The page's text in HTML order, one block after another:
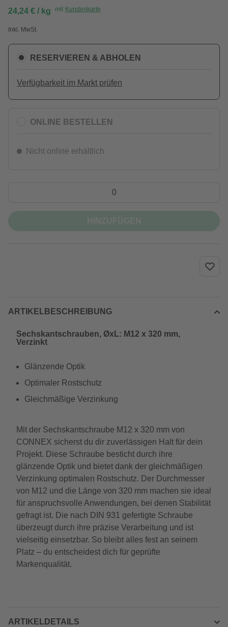
24,24 € / kg mit Kundenkarte
Inkl. MwSt.
RESERVIEREN & ABHOLEN
Verfügbarkeit im Markt prüfen
ONLINE BESTELLEN
Nicht online erhältlich
ARTIKELBESCHREIBUNG
Sechskantschrauben, ØxL: M12 x 320 mm,
Verzinkt
Glänzende Optik
Optimaler Rostschutz
Gleichmäßige Verzinkung
Mit der Sechskantschraube M12 x 320 mm von
CONNEX sicherst du dir zuverlässigen Halt für dein
Projekt. Diese Schraube besticht durch ihre
glänzende Optik und bietet dank der gleichmäßigen
Verzinkung optimalen Rostschutz. Der Durchmesser
von M12 und die Länge von 320 mm machen sie ideal
für anspruchsvolle Anwendungen, bei denen Stabilität
gefragt ist. Die nach DIN 931 gefertigte Schraube
überzeugt durch ihre präzise Verarbeitung und ist
vielseitig einsetzbar. So bleibt alles fest an seinem
Platz – du entscheidest dich für geprüfte
Markenqualität.
ARTIKELDETAILS